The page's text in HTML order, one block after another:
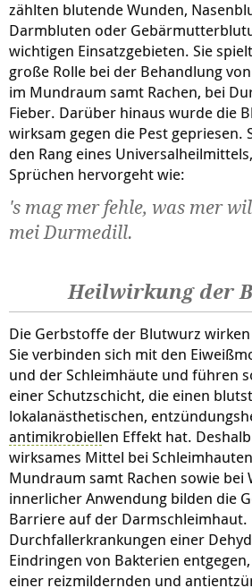
zählten blutende Wunden,
Darmbluten oder
wichtigen Einsatzgebieten. Sie
große Rolle bei der Behandlung
im Mundraum samt Rachen, bei
Fieber. Darüber hinaus wurde die
wirksam gegen die Pest gepriesen.
den Rang eines
Sprüchen hervorgeht wie:
's mag mer fehle, was mer
mei Durmedill.
Heilwirkung der
Die Gerbstoffe der Blutwurz
Sie verbinden sich mit den
und der Schleimhäute und führen
einer Schutzschicht, die einen
lokalanästhetischen,
antimikrobiellen Effekt hat.
wirksames Mittel bei
Mundraum samt Rachen sowie bei
innerlicher Anwendung bilden die
Barriere auf der Darmschleimhaut.
Durchfallerkrankungen einer
Eindringen von Bakterien
einer reizmildernden und